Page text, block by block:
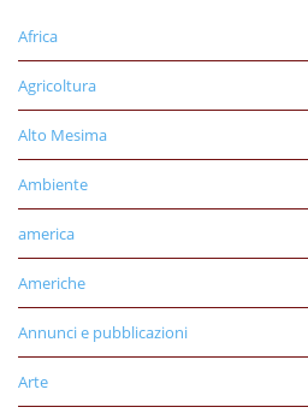
Africa
Agricoltura
Alto Mesima
Ambiente
america
Americhe
Annunci e pubblicazioni
Arte